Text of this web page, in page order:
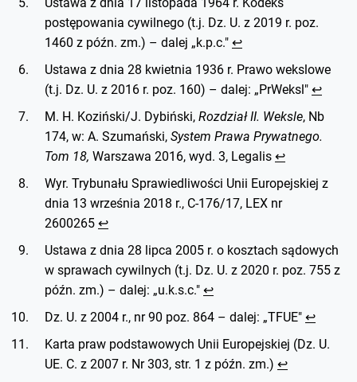
postępowania cywilnego (t.j. Dz. U. z 2019 r. poz.
1460 z późn. zm.) – dalej „k.p.c." ↩︎
Ustawa z dnia 28 kwietnia 1936 r. Prawo wekslowe
(t.j. Dz. U. z 2016 r. poz. 160) – dalej: „PrWeksl" ↩︎
M. H. Koziński/J. Dybiński, Rozdział II. Weksle, Nb
174, w: A. Szumański, System Prawa Prywatnego.
Tom 18, Warszawa 2016, wyd. 3, Legalis ↩︎
Wyr. Trybunału Sprawiedliwości Unii Europejskiej z
dnia 13 września 2018 r., C-176/17, LEX nr
2600265 ↩︎
Ustawa z dnia 28 lipca 2005 r. o kosztach sądowych
w sprawach cywilnych (t.j. Dz. U. z 2020 r. poz. 755 z
późn. zm.) – dalej: „u.k.s.c." ↩︎
Dz. U. z 2004 r., nr 90 poz. 864 – dalej: „TFUE" ↩︎
Karta praw podstawowych Unii Europejskiej (Dz. U.
UE. C. z 2007 r. Nr 303, str. 1 z późn. zm.) ↩︎